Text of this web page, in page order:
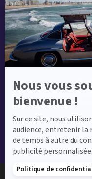
sur
Axeptio
Nous vous
bienvenue !
Sur ce site, nous
audience, entretenir la
de temps à autre du
publicité personnalisée.
Politique de
Label
des voitures